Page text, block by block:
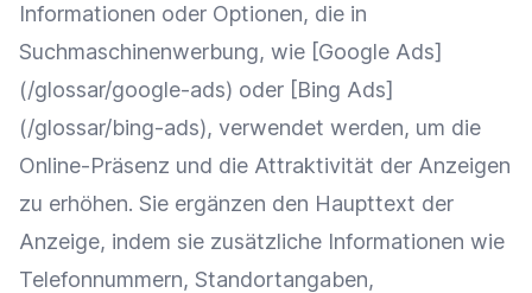
Informationen oder Optionen, die in
Suchmaschinenwerbung, wie [Google Ads]
(/glossar/google-ads) oder [Bing Ads]
(/glossar/bing-ads), verwendet werden, um die
Online-Präsenz und die Attraktivität der Anzeigen
zu erhöhen. Sie ergänzen den Haupttext der
Anzeige, indem sie zusätzliche Informationen wie
Telefonnummern, Standortangaben,